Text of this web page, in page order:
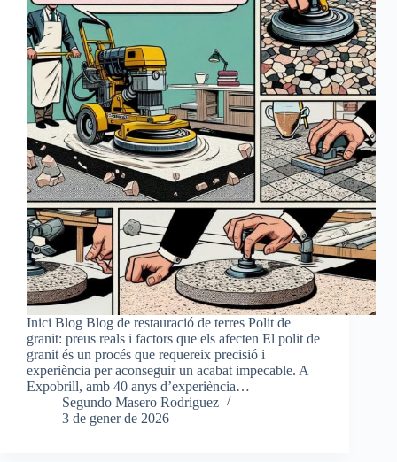
Inici Blog Blog de restauració de terres Polit de
granit: preus reals i factors que els afecten El polit de
granit és un procés que requereix precisió i
experiència per aconseguir un acabat impecable. A
Expobrill, amb 40 anys d’experiència…
Segundo Masero Rodriguez
3 de gener de 2026